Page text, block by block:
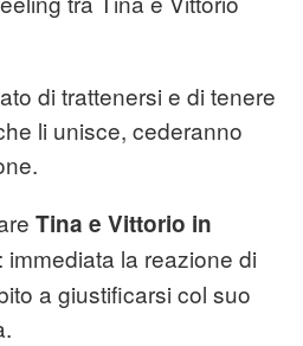
di trattenersi e di tenere
li unisce, cederanno
Tina e Vittorio in
: immediata la reazione di
a giustificarsi col suo